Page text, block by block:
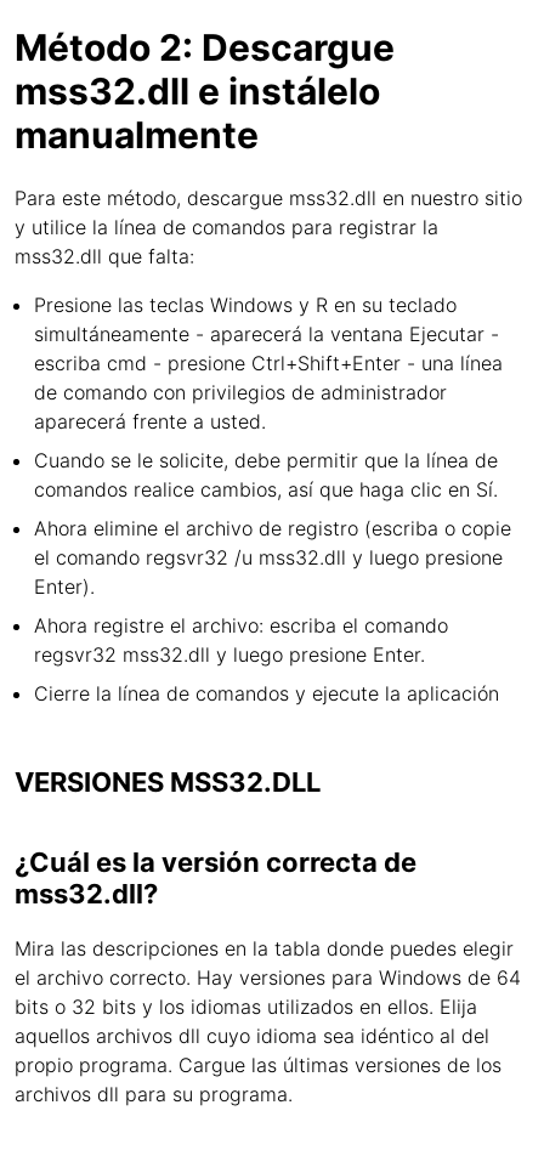
Método 2: Descargue
mss32.dll e instálelo
manualmente
Para este método, descargue mss32.dll en nuestro sitio
y utilice la línea de comandos para registrar la
mss32.dll que falta:
Presione las teclas Windows y R en su teclado
simultáneamente - aparecerá la ventana Ejecutar -
escriba cmd - presione Ctrl+Shift+Enter - una línea
de comando con privilegios de administrador
aparecerá frente a usted.
Cuando se le solicite, debe permitir que la línea de
comandos realice cambios, así que haga clic en Sí.
Ahora elimine el archivo de registro (escriba o copie
el comando regsvr32 /u mss32.dll y luego presione
Enter).
Ahora registre el archivo: escriba el comando
regsvr32 mss32.dll y luego presione Enter.
Cierre la línea de comandos y ejecute la aplicación
VERSIONES MSS32.DLL
¿Cuál es la versión correcta de
mss32.dll?
Mira las descripciones en la tabla donde puedes elegir
el archivo correcto. Hay versiones para Windows de 64
bits o 32 bits y los idiomas utilizados en ellos. Elija
aquellos archivos dll cuyo idioma sea idéntico al del
propio programa. Cargue las últimas versiones de los
archivos dll para su programa.